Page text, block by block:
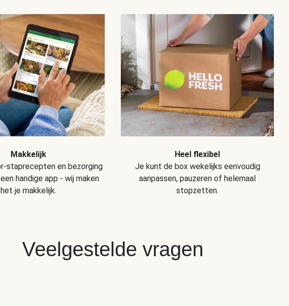
Makkelijk
staprecepten en bezorging
handige app - wij maken
het je makkelijk.
Heel flexibel
Je kunt de box wekelijks eenvoudig
aanpassen, pauzeren of helemaal
stopzetten.
Veelgestelde vragen